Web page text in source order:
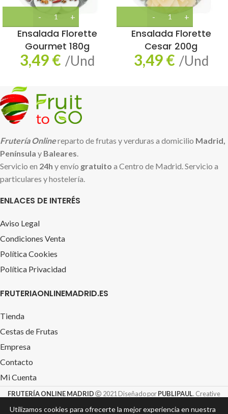
Ensalada Florette
Gourmet 180g
3,49€ /Und
Ensalada Florette
Cesar 200g
3,49€ /Und
Frutería Onlinereparto de frutas y verduras a domicilio Madrid,
Península y Baleares.
Servicio en 24h y envío gratuito a Centro de Madrid. Servicio a
particulares y hostelería.
ENLACES DE INTERÉS
Aviso Legal
Condiciones Venta
Política Cookies
Política Privacidad
FRUTERIAONLINEMADRID.ES
Tienda
Cestas de Frutas
Empresa
Contacto
Mi Cuenta
FRUTERÍA ONLINE MADRID 2021 Diseñado porPUBLIPAUL. Creative
Design S.L. &TIENDAROTULACION.com
Utilizamos cookies para ofrecerte la mejor experiencia en nuestra